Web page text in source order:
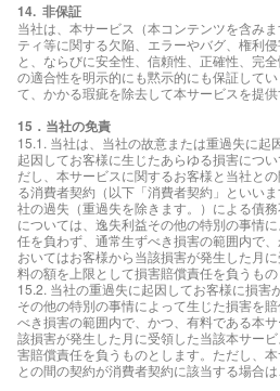
14. 非保証
当社は、本サービス（本コンテンツを含み
ティ等に関する欠陥、エラーやバグ、権利
と、ならびに安全性、信頼性、正確性、完
の適合性を明示的にも黙示的にも保証して
て、かかる瑕疵を除去して本サービスを提供
15．当社の免責
15.1. 当社は、当社の故意または重過失に起
起因してお客様に生じたあらゆる損害につ
だし、本サービスに関するお客様と当社と
る消費者契約（以下「消費者契約」といい
社の過失（重過失を除きます。）による債
については、逸失利益その他の特別の事情
任を負わず、通常生ずべき損害の範囲内で
おいてはお客様から当該損害が発生した月
料の額を上限として損害賠償責任を負うもの
15.2. 当社の重過失に起因してお客様に損害
その他の特別の事情によって生じた損害を
べき損害の範囲内で、かつ、有料である本
該損害が発生した月に受領した当該本サー
害賠償責任を負うものとします。ただし、
との間の契約が消費者契約に該当する場合は